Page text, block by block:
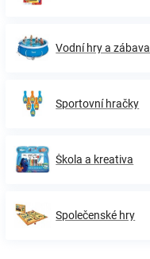
Vodní hry a zábava
Sportovní hračky
Škola a kreativa
Společenské hry